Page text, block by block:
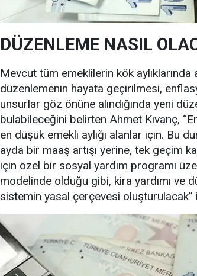
DÜZENLEME NASIL
Mevcut tüm emeklilerin kök aylıklarında
düzenlemenin hayata geçirilmesi,
unsurlar göz önüne alındığında yeni
bulabileceğini belirten Ahmet Kıvanç,
en düşük emekli aylığı alanlar için. Bu
ayda bir maaş artışı yerine, tek geçim
için özel bir sosyal yardım programı
modelinde olduğu gibi, kira yardımı ve
sistemin yasal çerçevesi oluşturulacak”